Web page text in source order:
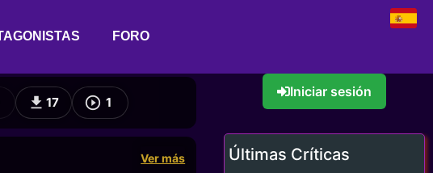
FORO
17 1
Ver más
Iniciar sesión
Últimas Críticas